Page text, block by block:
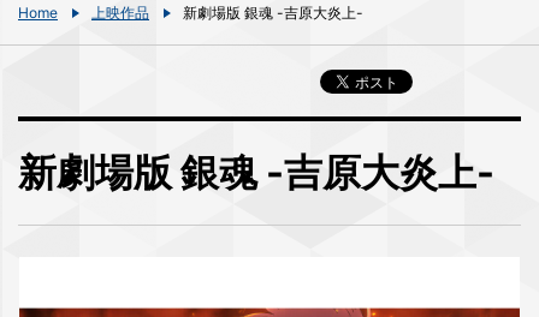
Home 上映作品 新劇場版 銀魂 -吉原大炎上-
新劇場版 銀魂 -吉原大炎上-